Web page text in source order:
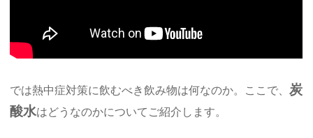
では熱中症対策に飲むべき飲み物は何なのか。ここで、炭
酸水はどうなのかについてご紹介します。